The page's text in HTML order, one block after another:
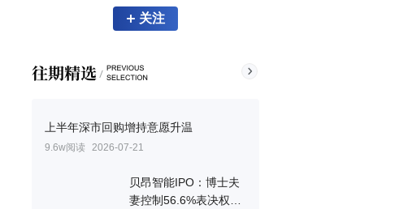
关注
上半年深市回购增持意愿升温
9.6w阅读 2026-07-21
贝昂智能IPO：博士夫
妻控制56.6%表决权，